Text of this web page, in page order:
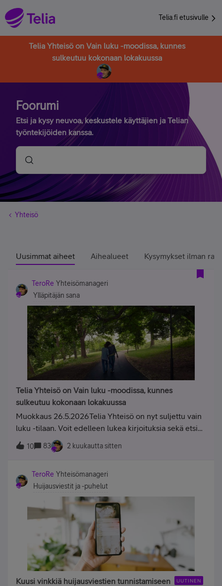
Telia.fi etusivulle
Telia Yhteisö on Vain luku -moodissa, kunnes
sulkeutuu kokonaan lokakuussa
Foorumi
Etsi ja kysy neuvoa, keskustele käyttäjien ja Telian
työntekijöiden kanssa.
Yhteisö
Uusimmat aiheet Aihealueet Kysymykset ilman
TeroRe Yhteisömanageri
Ylläpitäjän sana
Telia Yhteisö on Vain luku -moodissa, kunnes
sulkeutuu kokonaan lokakuussa
Muokkaus 26.5.2026Telia Yhteisö on nyt suljettu vain
luku -tilaan. Voit edelleen lukea kirjoituksia sekä etsiä
neuvoa ja ratkaisuja, mutta kirjautuminen ja
kommentointi eivät enää onnistu.Yhteisön jäsenenä
10 83 2 kuukautta sitten
TeroRe Yhteisömanageri
Huijausviestit ja -puhelut
Kuusi vinkkiä huijausviestien tunnistamiseen UUTINEN